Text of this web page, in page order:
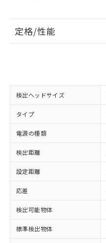
定格/性能
検出ヘッドサイズ
タイプ
電源の種類
検出距離
設定距離
応差
検出可能物体
標準検出物体